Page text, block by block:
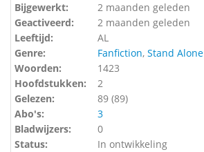
Bijgewerkt:
2 maanden geleden
Geactiveerd:
2 maanden geleden
Leeftijd:
AL
Genre:
Fanfiction, Stand Alone
Woorden:
1423
Hoofdstukken:
2
Gelezen:
89 (89)
Abo's:
3
Bladwijzers:
0
Status:
In ontwikkeling